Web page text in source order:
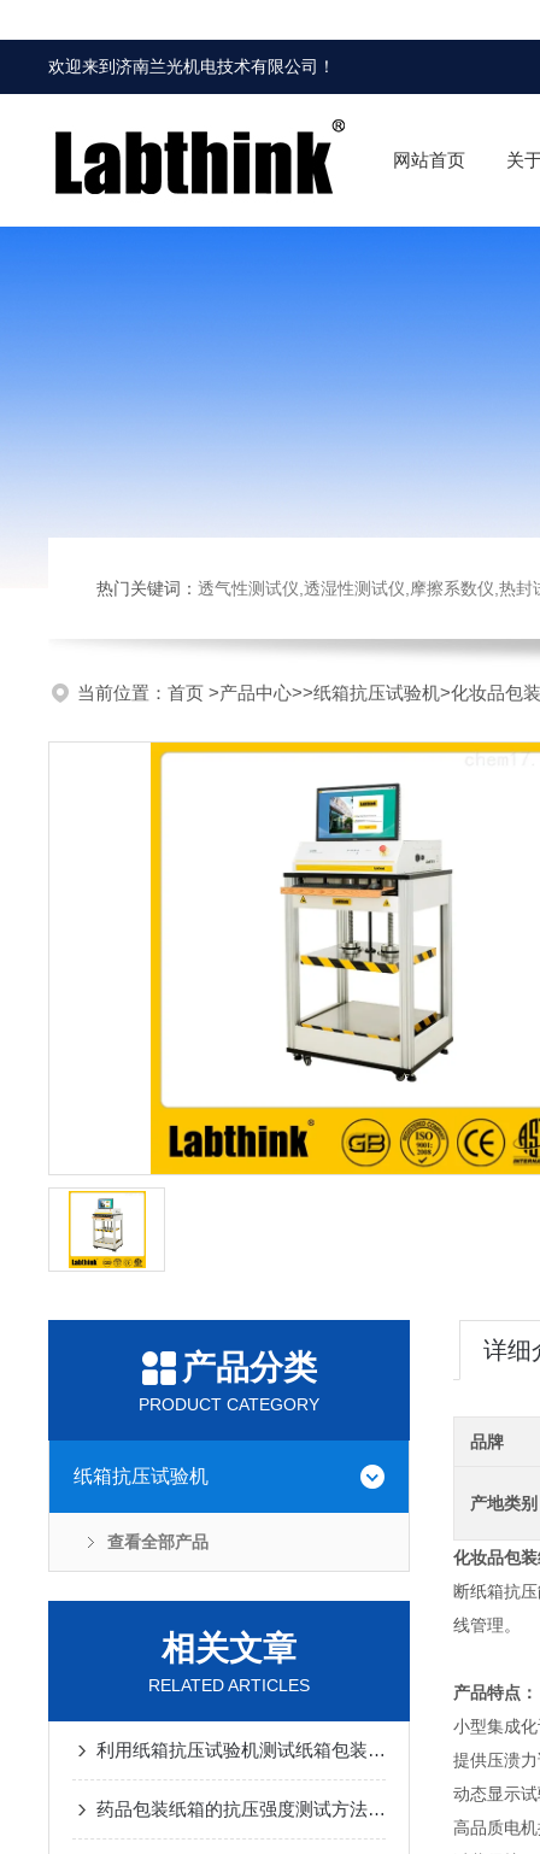
欢迎来到济南兰光机电技术有限公司 ！
网站首页 关
热门关键词： 透气性测试仪,透湿性测试仪,摩擦系数仪,热封试验仪,
当前位置： 首页 >产品中心>>纸箱抗压试验机>化妆品包
产品分类
PRODUCT CATEGORY
纸箱抗压试验机
查看全部产品
相关文章
RELATED ARTICLES
利用纸箱抗压试验机测试纸箱包装的堆码能力
药品包装纸箱的抗压强度测试方法与仪器
详细
品牌
产地类别
化妆品包
断纸箱抗
线管理。
产品特点：
小型集成
提供压溃
动态显示
高品质电